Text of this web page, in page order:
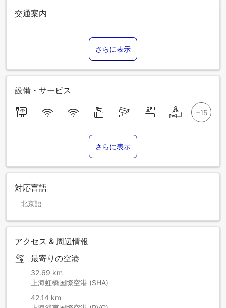
交通案内
さらに表示
設備・サービス
さらに表示
対応言語
北京語
アクセス & 周辺情報
最寄りの空港
32.69 km
上海虹橋国際空港 (SHA)
42.14 km